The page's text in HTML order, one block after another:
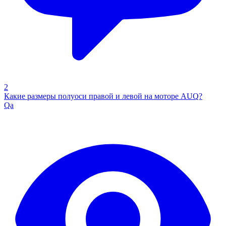
2
Какие размеры полуоси правой и левой на моторе AUQ?
Qa